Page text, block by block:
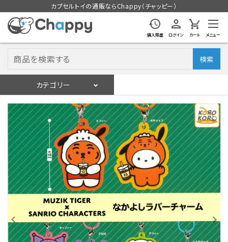
カプセルトイの通販ならChappy（チャッピー）
購入履歴 ログイン カート メニュー
検索
カテゴリー
ログイン 会員登録
入荷スケジュールをチェック
カプセルトイマシン本体
カプセルトイ
販促用空カプセル